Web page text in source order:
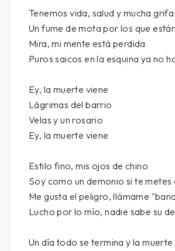
Tenemos vida, salud y mucha grifa
Un fume de mota por los que
Mira, mi mente está perdida
Puros saicos en la esquina ya no
Ey, la muerte viene
Lágrimas del barrio
Velas y un rosario
Ey, la muerte viene
Estilo fino, mis ojos de chino
Soy como un demonio si te metes
Me gusta el peligro, llámame
Lucho por lo mío, nadie sabe su
Un día todo se termina y la